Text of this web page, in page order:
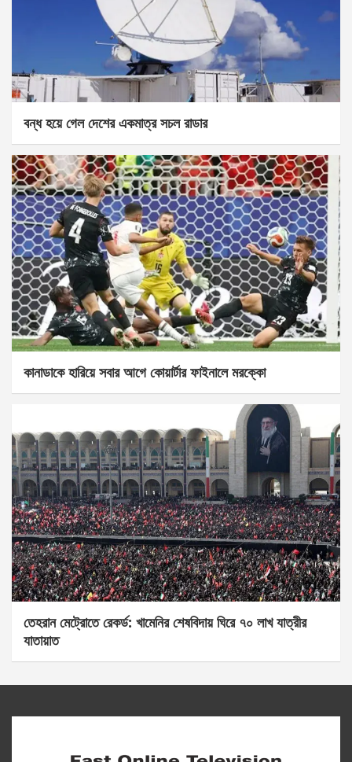
বন্ধ হয়ে গেল দেশের একমাত্র সচল রাডার
কানাডাকে হারিয়ে সবার আগে কোয়ার্টার ফাইনালে মরক্কো
তেহরান মেট্রোতে রেকর্ড: খামেনির শেষবিদায় ঘিরে ৭০ লাখ যাত্রীর
যাতায়াত